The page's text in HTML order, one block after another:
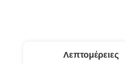
Λεπτομέρειες